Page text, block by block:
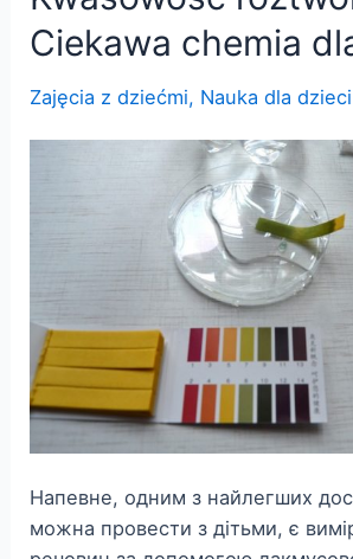
Ciekawa chemia
Zajęcia z dziećmi, Nauka dla dzieci
Напевне, одним з найлегших
можна провести з дітьми, є